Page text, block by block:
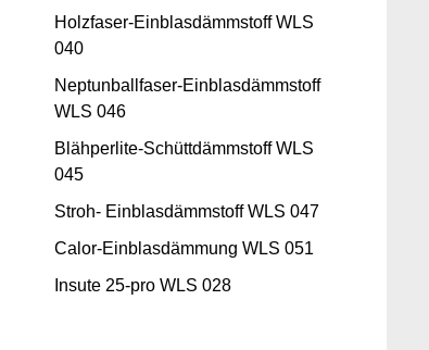
Holzfaser-Einblasdämmstoff WLS
040
Neptunballfaser-Einblasdämmstoff
WLS 046
Blähperlite-Schüttdämmstoff WLS
045
Stroh- Einblasdämmstoff WLS 047
Calor-Einblasdämmung WLS 051
Insute 25-pro WLS 028